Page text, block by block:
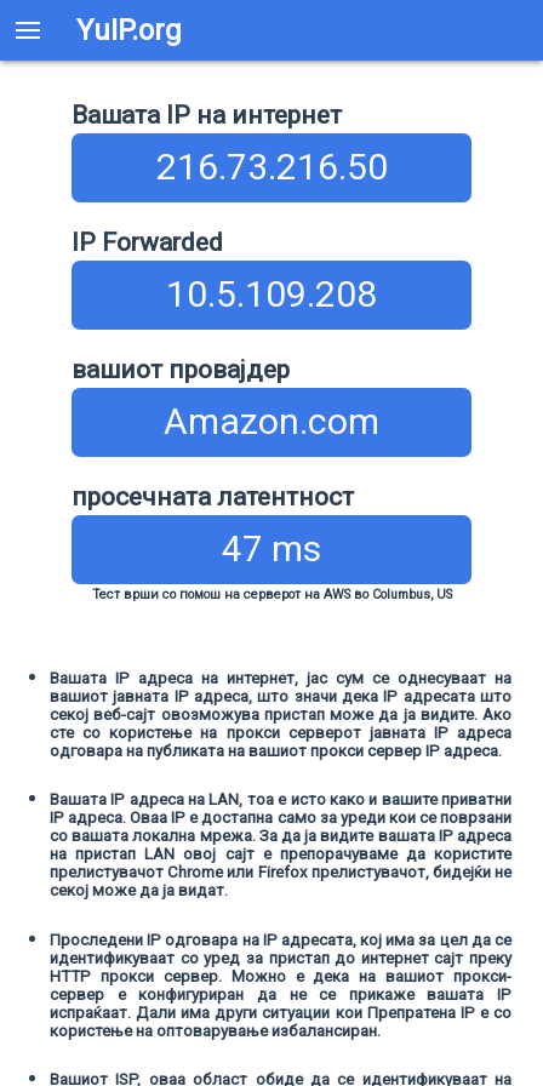
YuIP.org
Вашата IP на интернет
216.73.216.50
IP Forwarded
10.5.109.208
вашиот провајдер
Amazon.com
просечната латентност
47 ms
Тест врши со помош на серверот на AWS во Columbus, US
Вашата IP адреса на интернет, јас сум се однесуваат на
вашиот јавната IP адреса, што значи дека IP адресата што
секој веб-сајт овозможува пристап може да ја видите. Ако
сте со користење на прокси серверот јавната IP адреса
одговара на публиката на вашиот прокси сервер IP адреса.
Вашата IP адреса на LAN, тоа е исто како и вашите приватни
IP адреса. Оваа IP е достапна само за уреди кои се поврзани
со вашата локална мрежа. За да ја видите вашата IP адреса
на пристап LAN овој сајт е препорачуваме да користите
прелистувачот Chrome или Firefox прелистувачот, бидејќи не
секој може да ја видат.
Проследени IP одговара на IP адресата, кој има за цел да се
идентификуваат со уред за пристап до интернет сајт преку
HTTP прокси сервер. Можно е дека на вашиот прокси-
сервер е конфигуриран да не се прикаже вашата IP
испраќаат. Дали има други ситуации кои Препратена IP е со
користење на оптоварување избалансиран.
Вашиот ISP, оваа област обиде да се идентификуваат на